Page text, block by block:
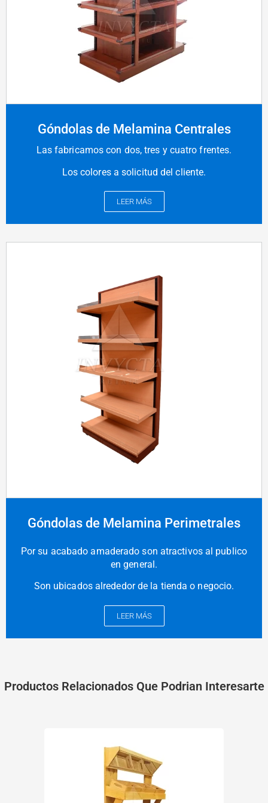
Góndolas de Melamina Centrales
Las fabricamos con dos, tres y cuatro frentes.
Los colores a solicitud del cliente.
LEER MÁS
Góndolas de Melamina Perimetrales
Por su acabado amaderado son atractivos al publico
en general.
Son ubicados alrededor de la tienda o negocio.
LEER MÁS
Productos Relacionados Que Podrian Interesarte